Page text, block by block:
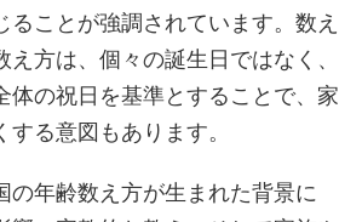
ることが強調されています。数え
方は、個々の誕生日ではなく、
体の祝日を基準とすることで、家
る意図もあります。
の年齢数え方が生まれた背景に